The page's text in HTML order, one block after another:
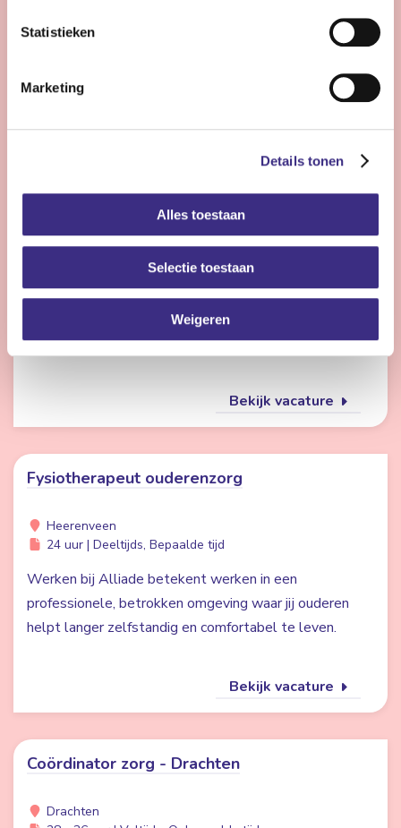
Statistieken
Marketing
Details tonen
Alles toestaan
Selectie toestaan
Weigeren
Bekijk vacature
Nog 23 dagen
4 - 28 uur | Deeltijds, Onbepaalde tijd
Wil jij met meerdere doelgroepen werken en elke dag
iets anders doen? Dan is de flexpool echt iets voor jou.
Je werkt op verschillende locaties in de
gehandicaptenzorg, jeugdzorg of ouderenzorg.
Bekijk vacature
Fysiotherapeut ouderenzorg
Heerenveen
24 uur | Deeltijds, Bepaalde tijd
Werken bij Alliade betekent werken in een
professionele, betrokken omgeving waar jij ouderen
helpt langer zelfstandig en comfortabel te leven.
Bekijk vacature
Coördinator zorg - Drachten
Drachten